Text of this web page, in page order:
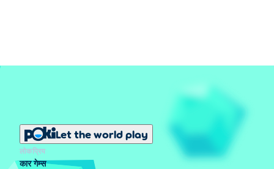
Let the world play
लोकप्रिय
कार गेम्स